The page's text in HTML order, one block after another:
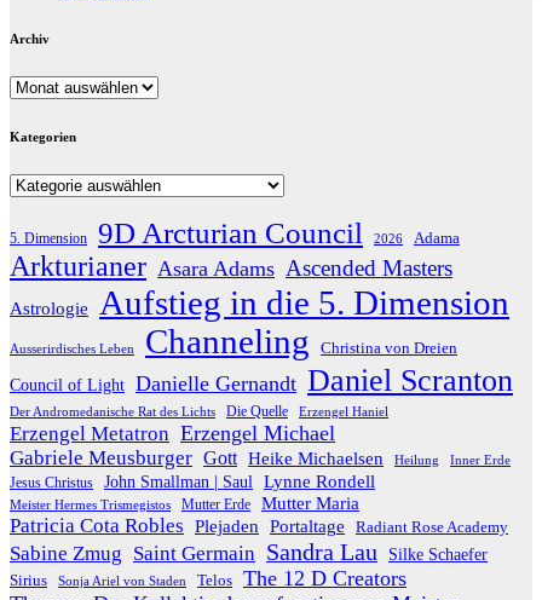
Archiv
Archiv
Kategorien
Kategorien
5. Dimension 9D Arcturian Council 2026 Adama
Arkturianer Asara Adams Ascended Masters
Astrologie Aufstieg in die 5. Dimension
Ausserirdisches Leben Channeling Christina von Dreien
Council of Light Danielle Gernandt Daniel Scranton
Der Andromedanische Rat des Lichts Die Quelle Erzengel Haniel
Erzengel Metatron Erzengel Michael
Gabriele Meusburger Gott Heike Michaelsen Heilung Inner Erde
Jesus Christus John Smallman | Saul Lynne Rondell
Meister Hermes Trismegistos Mutter Erde Mutter Maria
Patricia Cota Robles Plejaden Portaltage Radiant Rose Academy
Sabine Zmug Saint Germain Sandra Lau Silke Schaefer
Sirius Sonja Ariel von Staden Telos The 12 D Creators